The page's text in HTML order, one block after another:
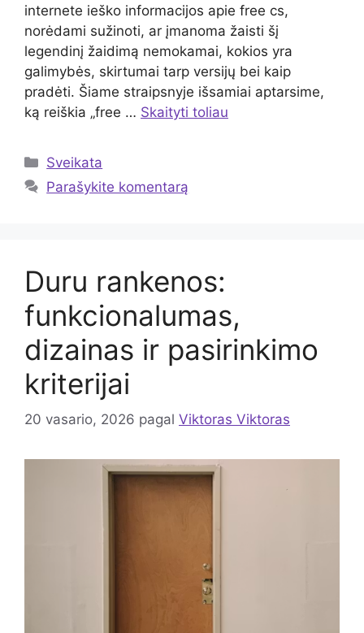
internete ieško informacijos apie free cs,
norėdami sužinoti, ar įmanoma žaisti šį
legendinį žaidimą nemokamai, kokios yra
galimybės, skirtumai tarp versijų bei kaip
pradėti. Šiame straipsnyje išsamiai aptarsime,
ką reiškia „free … Skaityti toliau
Kategorijos
Sveikata
Parašykite komentarą
Duru rankenos:
funkcionalumas,
dizainas ir pasirinkimo
kriterijai
20 vasario, 2026 pagal Viktoras Viktoras